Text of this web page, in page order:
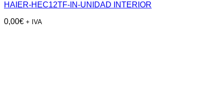
HAIER-HEC12TF-IN-UNIDAD INTERIOR
0,00€ + IVA